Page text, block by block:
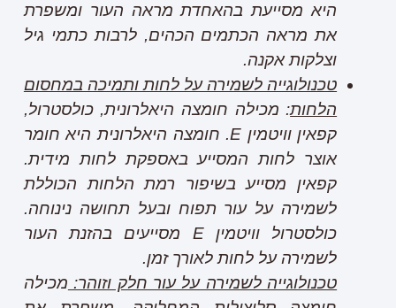
היא מסייעת בהאחדת מראה העור ומשפרת
את מראה הכתמים הכהים, לרבות כתמי גיל
וצלקות אקנה.
טכנולוגייה לשמירה על לחות ותמיכה במחסום
הלחות: מכילה חומצה היאלרונית, כולסטרול,
קפאין וויטמין E. חומצה היאלרונית היא חומר
אוצר לחות המסייע באספקת לחות מידית.
קפאין מסייע בשיפור רמת הלחות הכוללת
לשמירה על עור תפוח ובעל תחושה נינוחה.
כולסטרול וויטמיןE מסייעים בהזנת העור
לשמירה על לחות לאורך זמן.
טכנולוגייה לשמירה על עור חלק וזוהר: מכילה